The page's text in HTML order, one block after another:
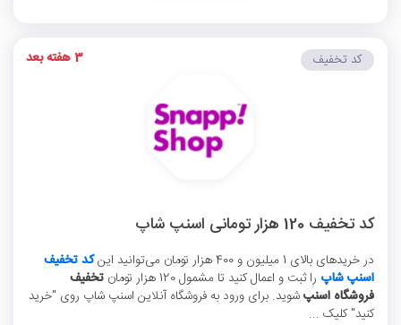
کد تخفیف 120 هزار تومانی اسنپ شاپ
در خریدهای بالای 1 میلیون و 400 هزار تومان می‌توانید این
کد تخفیف
اسنپ شاپ را ثبت و اعمال کنید تا مشمول 120 هزار تومان
تخفیف
فروشگاه اسنپشوید. برای ورود به فروشگاه آنلاین اسنپ شاپ روی "خرید
کنید" کلیک ...
کد تخفیف 3 هفته بعد